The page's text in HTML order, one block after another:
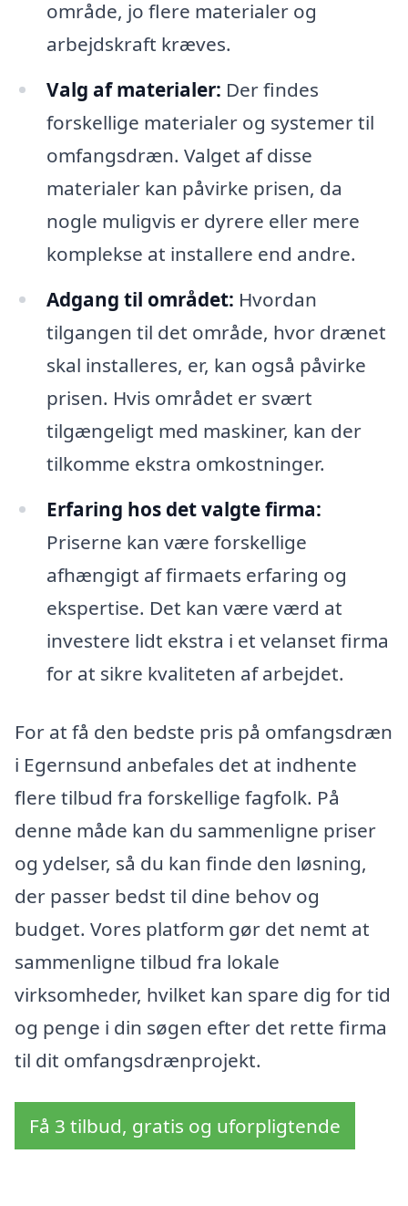
område, jo flere materialer og
arbejdskraft kræves.
Valg af materialer: Der findes
forskellige materialer og systemer til
omfangsdræn. Valget af disse
materialer kan påvirke prisen, da
nogle muligvis er dyrere eller mere
komplekse at installere end andre.
Adgang til området: Hvordan
tilgangen til det område, hvor drænet
skal installeres, er, kan også påvirke
prisen. Hvis området er svært
tilgængeligt med maskiner, kan der
tilkomme ekstra omkostninger.
Erfaring hos det valgte firma:
Priserne kan være forskellige
afhængigt af firmaets erfaring og
ekspertise. Det kan være værd at
investere lidt ekstra i et velanset firma
for at sikre kvaliteten af arbejdet.
For at få den bedste pris på omfangsdræn
i Egernsund anbefales det at indhente
flere tilbud fra forskellige fagfolk. På
denne måde kan du sammenligne priser
og ydelser, så du kan finde den løsning,
der passer bedst til dine behov og
budget. Vores platform gør det nemt at
sammenligne tilbud fra lokale
virksomheder, hvilket kan spare dig for tid
og penge i din søgen efter det rette firma
til dit omfangsdrænprojekt.
Få 3 tilbud, gratis og uforpligtende